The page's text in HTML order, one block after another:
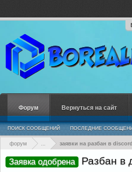
форум заявки на разбан в discord
Заявка одобрена Разбан в
Форум
ПОИСК СООБЩЕНИЙ ПОСЛЕДНИЕ
Вернуться на сайт